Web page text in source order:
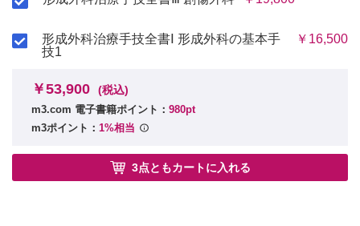
I 側臥位で皮弁挙上をする場合
II 仰臥位で胸背動脈の下行枝を意識して皮弁挙上をする場合
症例1／症例2
血行形態／適応
I 手技：上方茎とする場合
II 手技：下方茎とする場合
症例1／症例2
血行形態／適応
II 双葉皮弁
III Rhomboid to W flap
4．Z形成術
Z形成術の4大効果と適応／Multiple-flap Z形成術
I 手技
症例1／症例2
5．W形成術
形成外科治療手技全書Ⅰ 形成外科の基本手
技1
￥16,500
￥53,900 (税込)
m3.com 電子書籍ポイント： 980pt
m3ポイント： 1%相当
3点ともカートに入れる